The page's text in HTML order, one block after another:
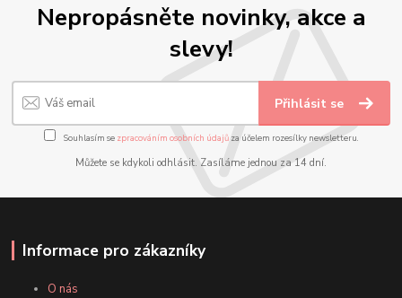
Nepropásněte novinky, akce a
slevy!
Přihlásit se
Souhlasím se zpracováním osobních údajůza účelem rozesílky newsletteru.
Můžete se kdykoli odhlásit. Zasíláme jednou za 14 dní.
Informace pro zákazníky
O nás